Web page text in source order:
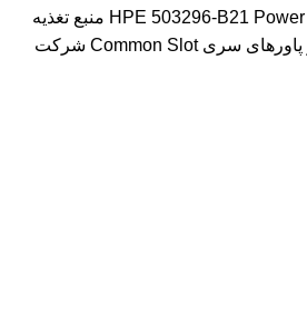
معرفی منبع تغذیه HPE 503296-B21 Power Supply منبع تغذیه
HPE 503296-B21 یکی از پاورهای سری Common Slot شرکت